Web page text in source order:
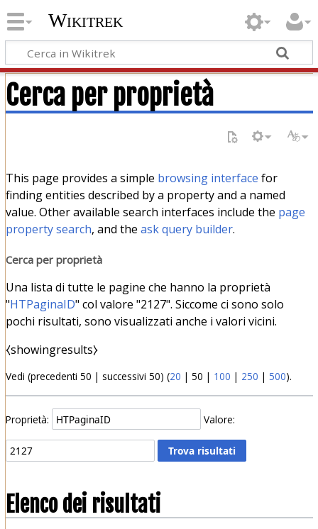
Wikitrek
Cerca per proprietà
This page provides a simple browsing interface for
finding entities described by a property and a named
value. Other available search interfaces include the page
property search, and the ask query builder.
Cerca per proprietà
Una lista di tutte le pagine che hanno la proprietà
"HTPaginaID" col valore "2127". Siccome ci sono solo
pochi risultati, sono visualizzati anche i valori vicini.
⧼showingresults⧽
Vedi (precedenti 50 | successivi 50) (20 | 50 | 100 | 250 | 500).
Proprietà: Valore:
Elenco dei risultati